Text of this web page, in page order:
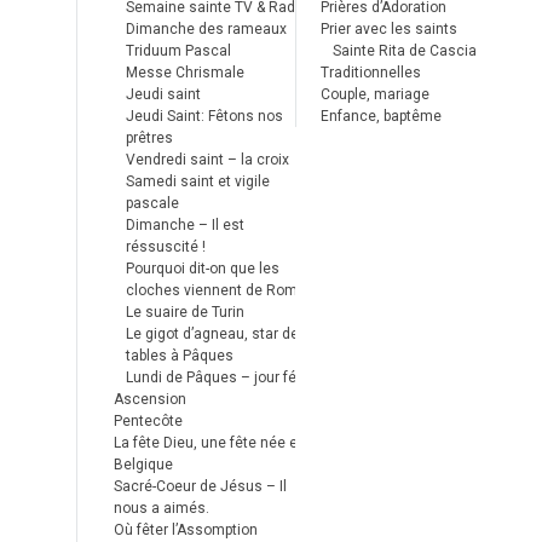
Semaine sainte TV & Radio
Dimanche des rameaux
Triduum Pascal
Messe Chrismale
Jeudi saint
Jeudi Saint: Fêtons nos
prêtres
Vendredi saint – la croix
Samedi saint et vigile
pascale
Dimanche – Il est
réssuscité !
Pourquoi dit-on que les
cloches viennent de Rome ?
Le suaire de Turin
Le gigot d’agneau, star des
tables à Pâques
Lundi de Pâques – jour férié
Ascension
Pentecôte
La fête Dieu, une fête née en
Belgique
Sacré-Coeur de Jésus – Il
nous a aimés.
Où fêter l’Assomption
Prières d’Adoration
Prier avec les saints
Sainte Rita de Cascia
Traditionnelles
Couple, mariage
Enfance, baptême